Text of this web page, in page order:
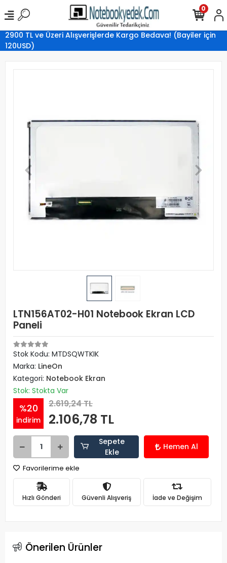
2900 TL ve Üzeri Alışverişlerde Kargo Bedava! (Bayiler için
120USD)
0
LTN156AT02-H01 Notebook Ekran LCD
Paneli
Stok Kodu: MTDSQWTKIK
Marka: LineOn
Kategori: Notebook Ekran
Stok: Stokta Var
%20
indirim
2.619,24 TL
2.106,78 TL
Sepete
Ekle
Hemen Al
Favorilerime ekle
Hızlı Gönderi Güvenli Alışveriş İade ve Değişim
Önerilen Ürünler